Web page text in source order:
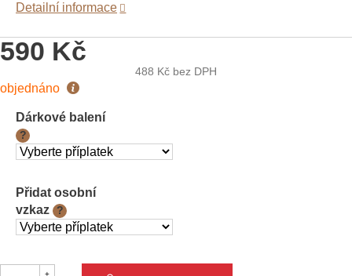
590 Kč
488 Kč bez DPH
Měrná
objednáno
Dárkové balení
?
Přidat osobní
vzkaz
?
Detailní informace